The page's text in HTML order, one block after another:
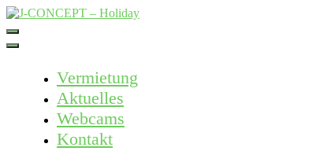
Skip
to
content
Vermietung
Aktuelles
Webcams
Kontakt